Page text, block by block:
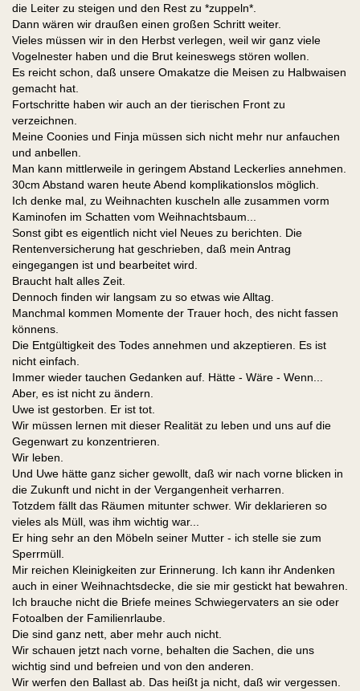
die Leiter zu steigen und den Rest zu *zuppeln*.
Dann wären wir draußen einen großen Schritt weiter.
Vieles müssen wir in den Herbst verlegen, weil wir ganz viele
Vogelnester haben und die Brut keineswegs stören wollen.
Es reicht schon, daß unsere Omakatze die Meisen zu Halbwaisen
gemacht hat.
Fortschritte haben wir auch an der tierischen Front zu
verzeichnen.
Meine Coonies und Finja müssen sich nicht mehr nur anfauchen
und anbellen.
Man kann mittlerweile in geringem Abstand Leckerlies annehmen.
30cm Abstand waren heute Abend komplikationslos möglich.
Ich denke mal, zu Weihnachten kuscheln alle zusammen vorm
Kaminofen im Schatten vom Weihnachtsbaum...
Sonst gibt es eigentlich nicht viel Neues zu berichten. Die
Rentenversicherung hat geschrieben, daß mein Antrag
eingegangen ist und bearbeitet wird.
Braucht halt alles Zeit.
Dennoch finden wir langsam zu so etwas wie Alltag.
Manchmal kommen Momente der Trauer hoch, des nicht fassen
könnens.
Die Entgültigkeit des Todes annehmen und akzeptieren. Es ist
nicht einfach.
Immer wieder tauchen Gedanken auf. Hätte - Wäre - Wenn...
Aber, es ist nicht zu ändern.
Uwe ist gestorben. Er ist tot.
Wir müssen lernen mit dieser Realität zu leben und uns auf die
Gegenwart zu konzentrieren.
Wir leben.
Und Uwe hätte ganz sicher gewollt, daß wir nach vorne blicken in
die Zukunft und nicht in der Vergangenheit verharren.
Totzdem fällt das Räumen mitunter schwer. Wir deklarieren so
vieles als Müll, was ihm wichtig war...
Er hing sehr an den Möbeln seiner Mutter - ich stelle sie zum
Sperrmüll.
Mir reichen Kleinigkeiten zur Erinnerung. Ich kann ihr Andenken
auch in einer Weihnachtsdecke, die sie mir gestickt hat bewahren.
Ich brauche nicht die Briefe meines Schwiegervaters an sie oder
Fotoalben der Familienrlaube.
Die sind ganz nett, aber mehr auch nicht.
Wir schauen jetzt nach vorne, behalten die Sachen, die uns
wichtig sind und befreien und von den anderen.
Wir werfen den Ballast ab. Das heißt ja nicht, daß wir vergessen.